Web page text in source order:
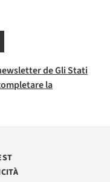
de Gli Stati
la